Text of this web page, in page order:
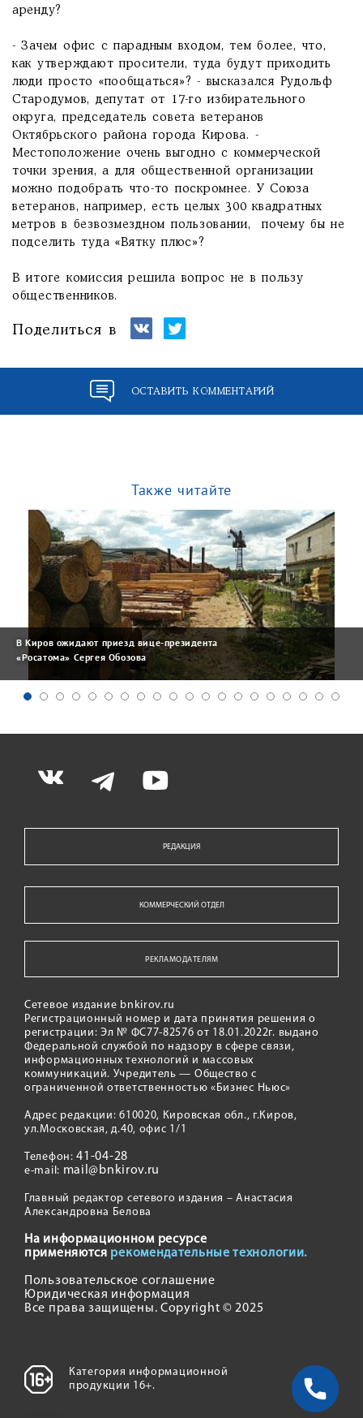
аренду?
- Зачем офис с парадным входом, тем более, что,
как утверждают просители, туда будут приходить
люди просто «пообщаться»? - высказался Рудольф
Стародумов, депутат от 17-го избирательного
округа, председатель совета ветеранов
Октябрьского района города Кирова. -
Местоположение очень выгодно с коммерческой
точки зрения, а для общественной организации
можно подобрать что-то поскромнее. У Союза
ветеранов, например, есть целых 300 квадратных
метров в безвозмездном пользовании, почему бы не
подселить туда «Вятку плюс»?
В итоге комиссия решила вопрос не в пользу
общественников.
Поделиться в
ОСТАВИТЬ КОММЕНТАРИЙ
Также читайте
В Киров ожидают приезд вице-президента
«Росатома» Сергея Обозова
РЕДАКЦИЯ
КОММЕРЧЕСКИЙ ОТДЕЛ
РЕКЛАМОДАТЕЛЯМ
Сетевое издание bnkirov.ru
Регистрационный номер и дата принятия решения о
регистрации: Эл № ФС77-82576 от 18.01.2022г. выдано
Федеральной службой по надзору в сфере связи,
информационных технологий и массовых
коммуникаций. Учредитель — Общество с
ограниченной ответственностью «Бизнес Ньюс»
Адрес редакции: 610020, Кировская обл., г.Киров,
ул.Московская, д.40, офис 1/1
Телефон:41-04-28
e-mail: mail@bnkirov.ru
Главный редактор сетевого издания – Анастасия
Александровна Белова
На информационном ресурсе
применяются рекомендательные технологии.
Пользовательское соглашение
Юридическая информация
Все права защищены. Copyright © 2025
Категория информационной
продукции 16+.